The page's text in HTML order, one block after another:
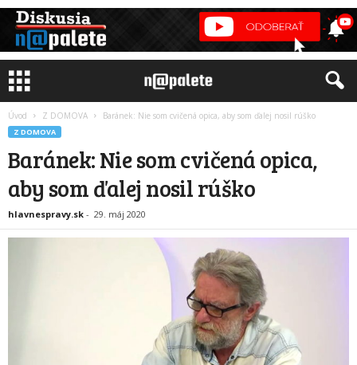
Úvod Z DOMOVA Baránek: Nie som cvičená opica, aby som ďalej nosil rúško
Z DOMOVA
Baránek: Nie som cvičená opica,
aby som ďalej nosil rúško
hlavnespravy.sk - 29. máj 2020